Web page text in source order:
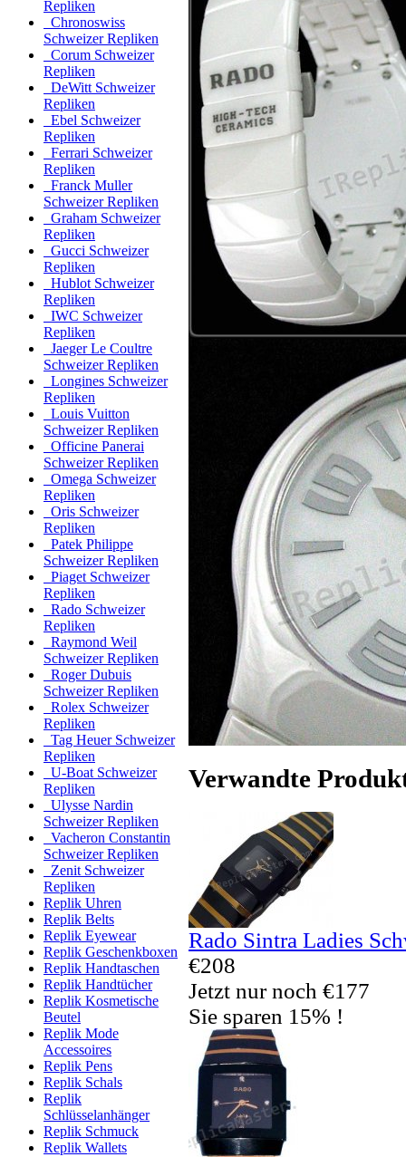
Repliken
Chronoswiss
Schweizer Repliken
Corum Schweizer
Repliken
DeWitt Schweizer
Repliken
Ebel Schweizer
Repliken
Ferrari Schweizer
Repliken
Franck Muller
Schweizer Repliken
Graham Schweizer
Repliken
Gucci Schweizer
Repliken
Hublot Schweizer
Repliken
IWC Schweizer
Repliken
Jaeger Le Coultre
Schweizer Repliken
Longines Schweizer
Repliken
Louis Vuitton
Schweizer Repliken
Officine Panerai
Schweizer Repliken
Omega Schweizer
Repliken
Oris Schweizer
Repliken
Patek Philippe
Schweizer Repliken
Piaget Schweizer
Repliken
Rado Schweizer
Repliken
Raymond Weil
Schweizer Repliken
Roger Dubuis
Schweizer Repliken
Rolex Schweizer
Repliken
Tag Heuer Schweizer
Repliken
U-Boat Schweizer
Repliken
Ulysse Nardin
Schweizer Repliken
Vacheron Constantin
Schweizer Repliken
Zenit Schweizer
Repliken
Replik Uhren
Replik Belts
Replik Eyewear
Replik Geschenkboxen
Replik Handtaschen
Replik Handtücher
Replik Kosmetische
Beutel
Replik Mode
Accessoires
Replik Pens
Replik Schals
Replik
Schlüsselanhänger
Replik Schmuck
Replik Wallets
Verwandte
Rado Sintra Ladies
€208
Jetzt nur noch €177
Sie sparen 15% !